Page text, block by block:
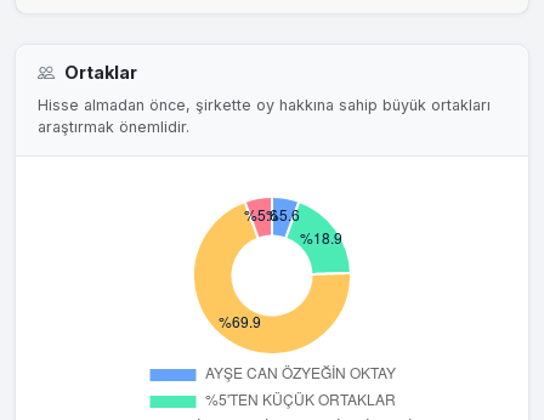
Ortaklar
Hisse almadan önce, şirkette oy hakkına sahip büyük ortakları
araştırmak önemlidir.